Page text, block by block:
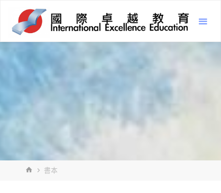
content
HOME書本